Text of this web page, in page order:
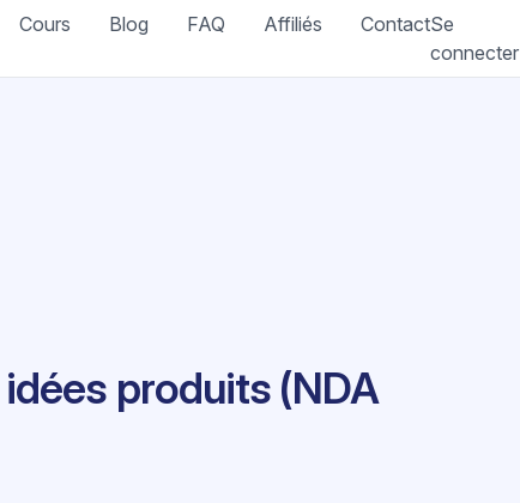
Cours Blog FAQ Affiliés ContactSe
connecter
produits (NDA